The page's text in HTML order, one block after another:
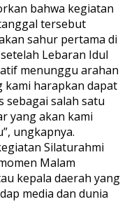
bahwa kegiatan
tersebut
sahur pertama di
Lebaran Idul
menunggu arahan
kami harapkan dapat
sebagai salah satu
yang akan kami
ungkapnya.
Silaturahmi
Malam
kepala daerah yang
media dan dunia